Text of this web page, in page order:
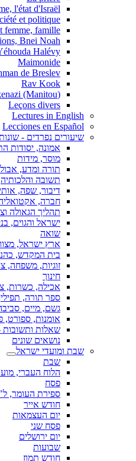
l'état d'Israël
et politique
femme, famille
Bnei Noah
Halévy
Maimonide
de Breslev
Rav Kook
(Rav Askenazi (Manitou
Leçons divers
Lectures in English
Lecciones en Español
שיעורים נפרדים -
אמונה, יסודות
מוסר, מידות
תורה ומדע,
תשובה והלכותיה
דיבור, שפה,
חברה,
תהליך הגאולה
ישראל והגוים,
שואה
ארץ ישראל,
בית המקדש,
זוגיות, משפחה,
חינוך
אכילה, כשרות,
ספר תורה,
גשם, מיים,
אומנות, ספורט,
שאלות
נושאים שונים
שבת ומועדי ישראל
שבת
הלוח העברי,
פסח
ספירת העומר,
חודש אייר
יום העצמאות
פסח שני
יום ירושלים
שבועות
חודש תמוז